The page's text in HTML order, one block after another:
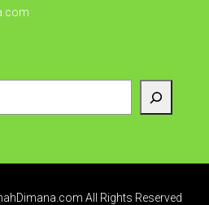
All Rights Reserved